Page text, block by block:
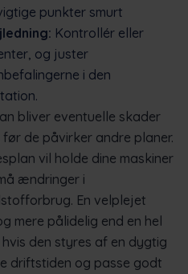
punkter smurt
Kontrollér eller
og juster
i den
bliver eventuelle skader
de påvirker andre planer.
vil holde dine maskiner
ændringer i
En velplejet
mere pålidelig end en hel
den styres af en dygtig
driftstiden og passe godt